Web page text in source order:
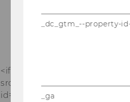
<if­rame allow="au­to­play;
src="https://
_dc_gtm_--property-
_ga